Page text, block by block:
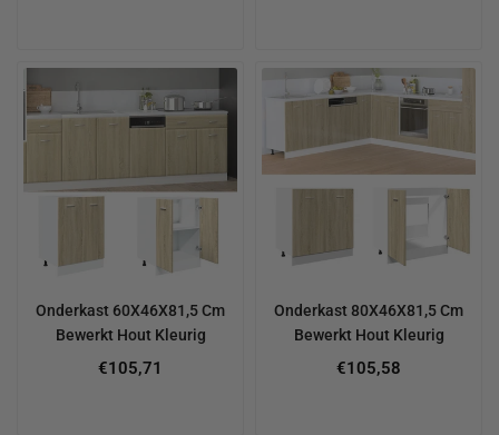
Onderkast 60X46X81,5 Cm
Bewerkt Hout Kleurig
€105,71
Onderkast 80X46X81,5 Cm
Bewerkt Hout Kleurig
Regular
€105,58